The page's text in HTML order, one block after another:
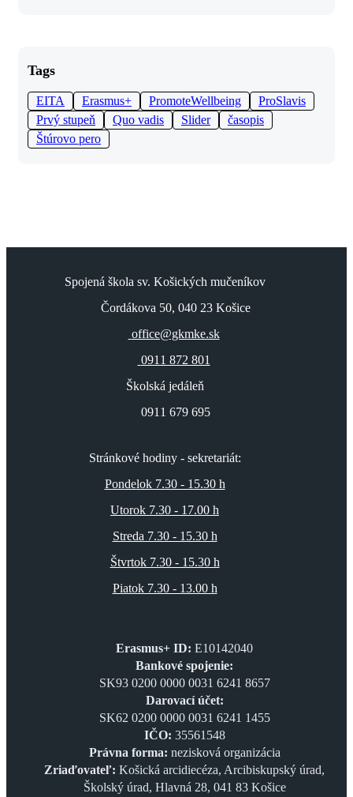
Tags
EITA Erasmus+ PromoteWellbeing
ProSlavis
Prvý stupeň
Quo vadis Slider
časopis
Štúrovo pero
Spojená škola sv. Košických mučeníkov
Čordákova 50, 040 23 Košice
office@gkmke.sk
0911 872 801
Školská jedáleň
0911 679 695
Stránkové hodiny - sekretariát:
Pondelok 7.30 - 15.30 h
Utorok 7.30 - 17.00 h
Streda 7.30 - 15.30 h
Štvrtok 7.30 - 15.30 h
Piatok 7.30 - 13.00 h
Erasmus+ ID: E10142040
Bankové spojenie:
SK93 0200 0000 0031 6241 8657
Darovací účet:
SK62 0200 0000 0031 6241 1455
IČO: 35561548
Právna forma: nezisková organizácia
Zriaďovateľ: Košická arcidiecéza, Arcibiskupský úrad,
Školský úrad, Hlavná 28, 041 83 Košice